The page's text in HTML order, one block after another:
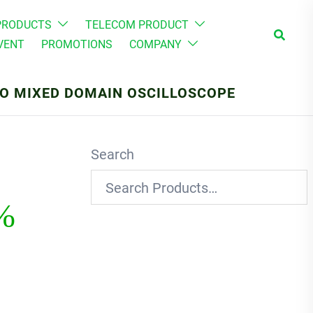
TELECOM PRODUCT
PROMOTIONS COMPANY
Search
MIXED DOMAIN OSCILLOSCOPE
Search